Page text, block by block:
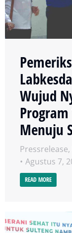
Wujud
Menuju
Pressrelease,
Agustus 7,
READ MORE